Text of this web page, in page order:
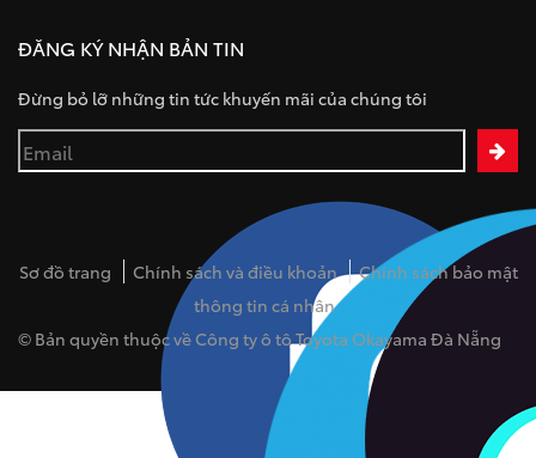
ĐĂNG KÝ NHẬN BẢN TIN
Đừng bỏ lỡ những tin tức khuyến mãi của chúng tôi
Sơ đồ trang Chính sách và điều khoản
Chính sách bảo mật
thông tin cá nhân
© Bản quyền thuộc về Công ty ô tô Toyota Okayama Đà Nẵng